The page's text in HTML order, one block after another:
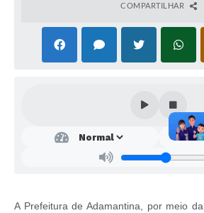
PROCON
SOLICITAÇÕES PRESENCIAIS (SIC-FÍSICO)
COMPARTILHAR
A Prefeitura de Adamantina, por meio